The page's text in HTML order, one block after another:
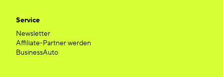
Service
Newsletter
Affiliate-Partner werden
BusinessAuto